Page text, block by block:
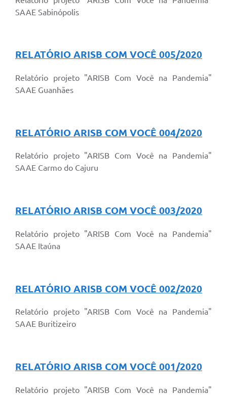
SAAE Sabinópolis
RELATÓRIO ARISB COM VOCÊ 005/2020
Relatório projeto "ARISB Com Você na Pandemia"
SAAE Guanhães
RELATÓRIO ARISB COM VOCÊ 004/2020
Relatório projeto "ARISB Com Você na Pandemia"
SAAE Carmo do Cajuru
RELATÓRIO ARISB COM VOCÊ 003/2020
Relatório projeto "ARISB Com Você na Pandemia"
SAAE Itaúna
RELATÓRIO ARISB COM VOCÊ 002/2020
Relatório projeto "ARISB Com Você na Pandemia"
SAAE Buritizeiro
RELATÓRIO ARISB COM VOCÊ 001/2020
Relatório projeto "ARISB Com Você na Pandemia"